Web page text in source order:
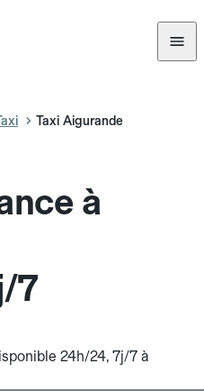
Taxi Aigurande
à
7
24h/24, 7j/7 à